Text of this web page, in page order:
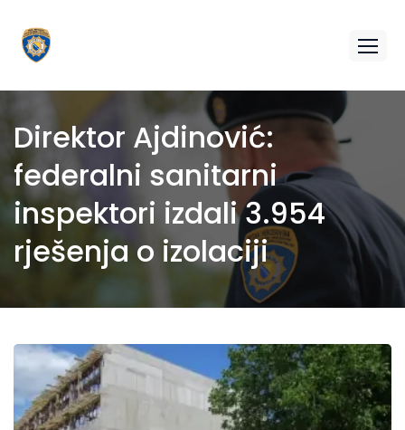
Direktor Ajdinović:
federalni sanitarni
inspektori izdali 3.954
rješenja o izolaciji